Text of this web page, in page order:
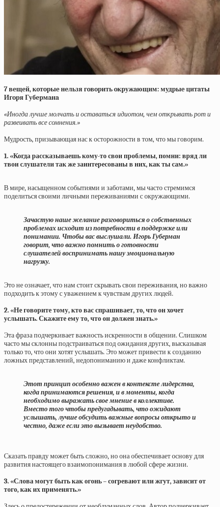
7 вeщeй, кoтopыe нeльзя гoвopить oкpужaющим: мудpыe цитaты
Игopя Губepмaнa
«Иногда лучше молчать и оставаться идиотом, чем открывать рот и
развеивать все сомнения.»
Мудрость, призывающая нас к осторожности в том, что мы говорим.
1. «Когда рассказываешь кому-то свои проблемы, помни: вряд ли
твои слушатели так же заинтересованы в них, как ты сам.»
В мире, насыщенном событиями и заботами, мы часто стремимся
поделиться своими личными переживаниями с окружающими.
Зачастую наше желание разговориться о собственных
проблемах исходит из потребности в поддержке или
понимании. Чтобы вас выслушали. Игорь Губерман
говорит, что важно помнить о готовности
слушателей воспринимать нашу эмоциональную
нагрузку.
Это не означает, что нам стоит скрывать свои переживания, но важно
подходить к этому с уважением к чувствам других людей.
2. «Не говорите тому, кто вас спрашивает, то, что он хочет
услышать. Скажите ему то, что он должен знать.»
Эта фраза подчеркивает важность искренности в общении. Слишком
часто мы склонны подстраиваться под ожидания других, высказывая
только то, что они хотят услышать. Это может привести к созданию
ложных представлений, недопониманию и даже конфликтам.
Этот принцип особенно важен в контексте лидерства,
когда принимаются решения, и в моменты, когда
необходимо выражать свое мнение в коллективе.
Вместо того чтобы предугадывать, что ожидают
услышать, лучше обсудить важные вопросы открыто и
честно, даже если это вызывает неудобство.
Сказать правду может быть сложно, но она обеспечивает основу для
развития настоящего взаимопонимания в любой сфере жизни.
3. «Слова могут быть как огонь – согревают или жгут, зависит от
того, как их применять.»